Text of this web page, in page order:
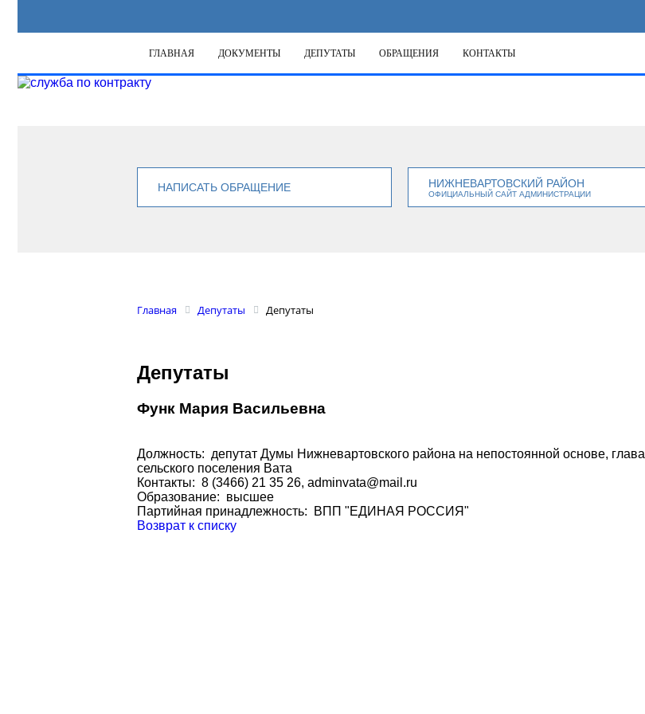
ГЛАВНАЯ ДОКУМЕНТЫ ДЕПУТАТЫ ОБРАЩЕНИЯ КОНТАКТЫ
НАПИСАТЬ ОБРАЩЕНИЕ НИЖНЕВАРТОВСКИЙ РАЙОН
ОФИЦИАЛЬНЫЙ САЙТ АДМИНИСТРАЦИИ
Главная Депутаты Депутаты
Депутаты
Функ Мария Васильевна
Должность: депутат Думы Нижневартовского района на непостоянной основе, глава
сельского поселения Вата
Контакты: 8 (3466) 21 35 26, adminvata@mail.ru
Образование: высшее
Партийная принадлежность: ВПП "ЕДИНАЯ РОССИЯ"
Возврат к списку